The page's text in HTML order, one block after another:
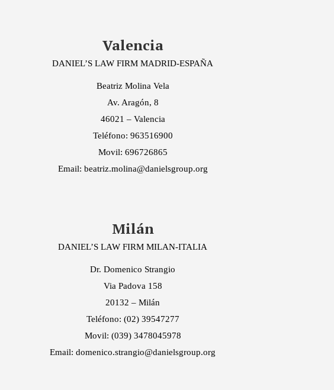
Valencia
DANIEL’S LAW FIRM MADRID-ESPAÑA
Beatriz Molina Vela
Av. Aragón, 8
46021 – Valencia
Teléfono: 963516900
Movil: 696726865
Email: beatriz.molina@danielsgroup.org
Milán
DANIEL’S LAW FIRM MILAN-ITALIA
Dr. Domenico Strangio
Via Padova 158
20132 – Milán
Teléfono: (02) 39547277
Movil: (039) 3478045978
Email: domenico.strangio@danielsgroup.org